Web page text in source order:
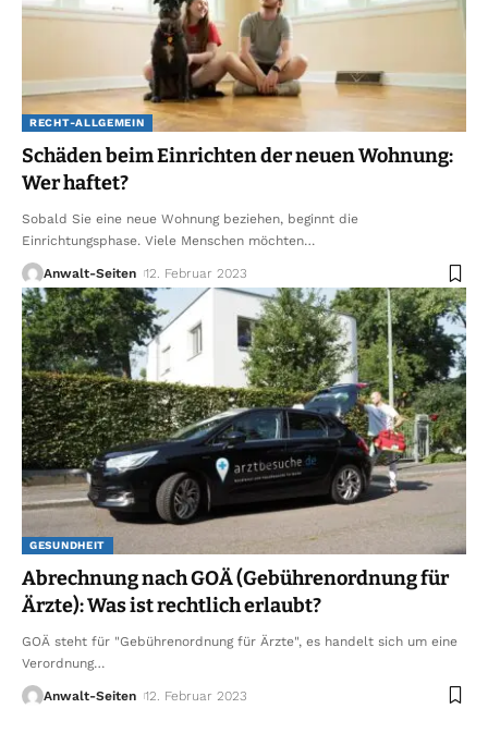
RECHT-ALLGEMEIN
Schäden beim Einrichten der neuen Wohnung:
Wer haftet?
Sobald Sie eine neue Wohnung beziehen, beginnt die
Einrichtungsphase. Viele Menschen möchten…
Anwalt-Seiten 12. Februar 2023
GESUNDHEIT
Abrechnung nach GOÄ (Gebührenordnung für
Ärzte): Was ist rechtlich erlaubt?
GOÄ steht für "Gebührenordnung für Ärzte", es handelt sich um eine
Verordnung…
Anwalt-Seiten 12. Februar 2023